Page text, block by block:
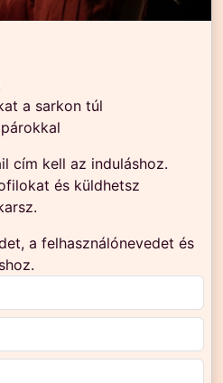
a sarkon túl
cím kell az induláshoz.
és küldhetsz
a felhasználónevedet és